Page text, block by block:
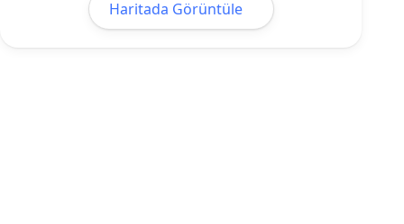
Haritada Görüntüle